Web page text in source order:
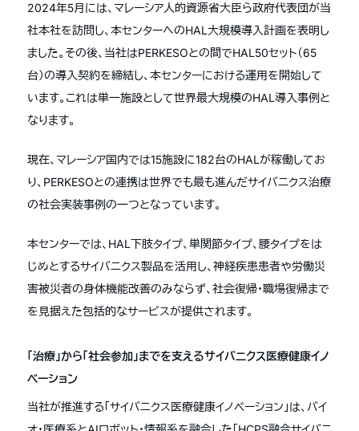
2024年5月には、マレーシア人的資源省大臣ら政府代表団が当
社本社を訪問し、本センターへのHAL大規模導入計画を表明し
ました。その後、当社はPERKESOとの間でHAL50セット（65
台）の導入契約を締結し、本センターにおける運用を開始して
います。これは単一施設として世界最大規模のHAL導入事例と
なります。
現在、マレーシア国内では15施設に182台のHALが稼働してお
り、PERKESOとの連携は世界でも最も進んだサイバニクス治療
の社会実装事例の一つとなっています。
本センターでは、HAL下肢タイプ、単関節タイプ、腰タイプをは
じめとするサイバニクス製品を活用し、神経疾患患者や労働災
害被災者の身体機能改善のみならず、社会復帰・職場復帰まで
を見据えた包括的なサービスが提供されます。
「治療」から「社会参加」までを支えるサイバニクス医療健康イノ
ベーション
当社が推進する「サイバニクス医療健康イノベーション」は、バイ